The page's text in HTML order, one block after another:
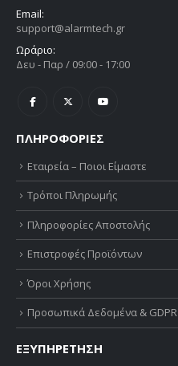
Email:
support@alarmtech.gr
Ωράριο:
Δευ - Παρ / 09:00 - 17:00
ΠΛΗΡΟΦΟΡΙΕΣ
Εταιρεία – Ποιοι Είμαστε
Τρόποι Πληρωμής
Πληροφορίες Αποστολής
Επιστροφές Προϊόντων
Όροι Χρήσης
Προσωπικά Δεδομένα & GDPR
ΕΞΥΠΗΡΕΤΗΣΗ